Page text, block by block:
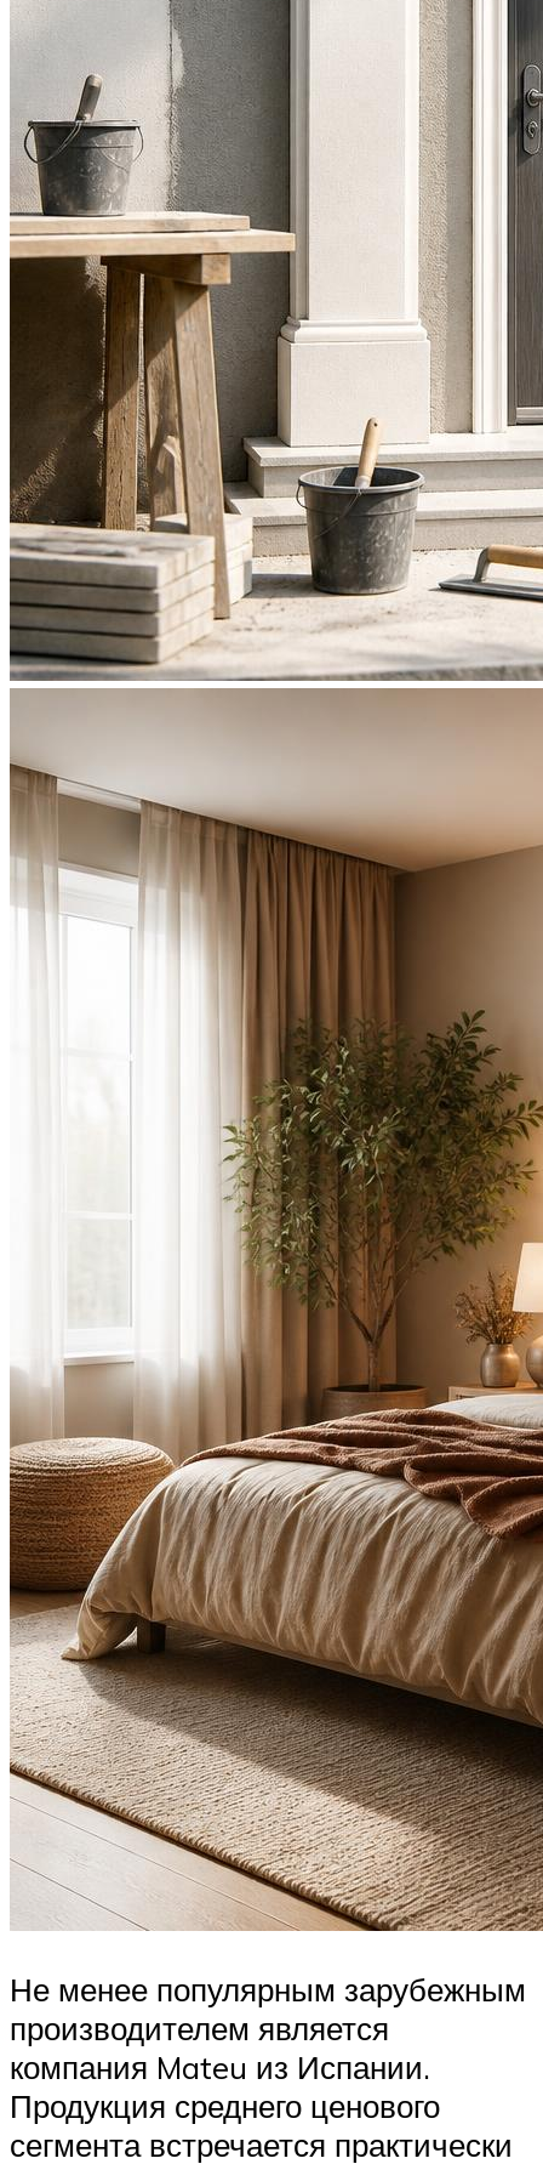
Не менее популярным зарубежным
производителем является
компания Mateu из Испании.
Продукция среднего ценового
сегмента встречается практически